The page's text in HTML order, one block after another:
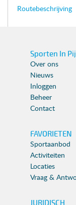
Routebeschrijving
Sporten In
Over ons
Nieuws
Inloggen
Beheer
Contact
FAVORIETEN
Sportaanbod
Activiteiten
Locaties
Vraag &
JURIDISCH